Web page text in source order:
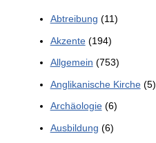
Abtreibung (11)
Akzente(194)
Allgemein (753)
Anglikanische Kirche(5)
Archäologie(6)
Ausbildung (6)